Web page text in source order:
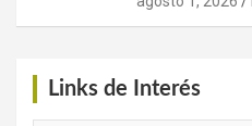
Links de Interés